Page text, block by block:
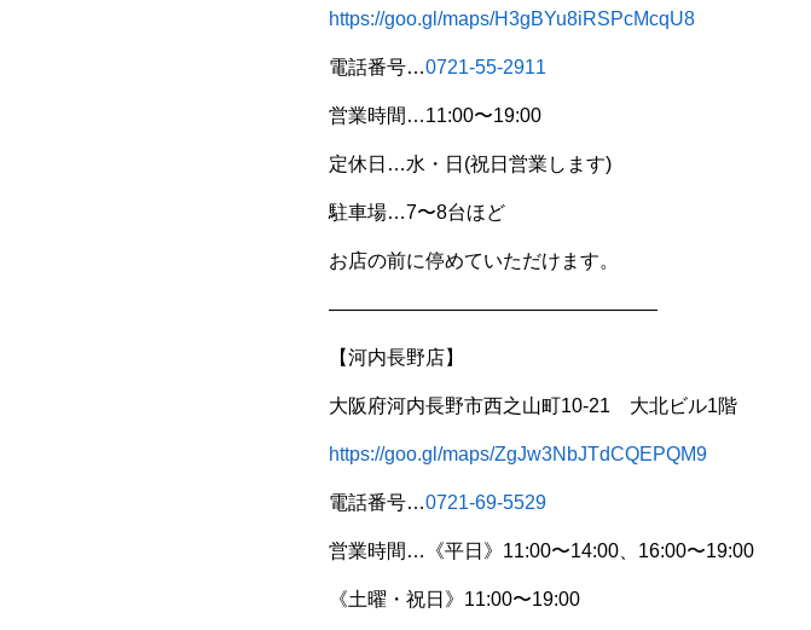
https://goo.gl/maps/H3gBYu8iRSPcMcqU8
電話番号…0721-55-2911
営業時間…11:00〜19:00
定休日…水・日(祝日営業します)
駐車場…7〜8台ほど
お店の前に停めていただけます。
—————————————————
【河内長野店】
大阪府河内長野市西之山町10-21 大北ビル1階
https://goo.gl/maps/ZgJw3NbJTdCQEPQM9
電話番号…0721-69-5529
営業時間…《平日》11:00〜14:00、16:00〜19:00
《土曜・祝日》11:00〜19:00